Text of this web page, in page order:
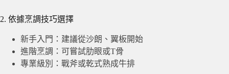
2. 依據烹調技巧選擇
新手入門：建議從沙朗、翼板開始
進階烹調：可嘗試肋眼或T骨
專業級別：戰斧或乾式熟成牛排